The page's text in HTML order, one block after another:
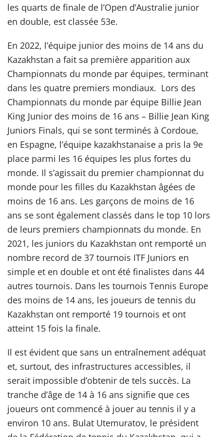
les quarts de finale de l’Open d’Australie junior
en double, est classée 53e.
En 2022, l’équipe junior des moins de 14 ans du
Kazakhstan a fait sa première apparition aux
Championnats du monde par équipes, terminant
dans les quatre premiers mondiaux. Lors des
Championnats du monde par équipe Billie Jean
King Junior des moins de 16 ans – Billie Jean King
Juniors Finals, qui se sont terminés à Cordoue,
en Espagne, l’équipe kazakhstanaise a pris la 9e
place parmi les 16 équipes les plus fortes du
monde. Il s’agissait du premier championnat du
monde pour les filles du Kazakhstan âgées de
moins de 16 ans. Les garçons de moins de 16
ans se sont également classés dans le top 10 lors
de leurs premiers championnats du monde. En
2021, les juniors du Kazakhstan ont remporté un
nombre record de 37 tournois ITF Juniors en
simple et en double et ont été finalistes dans 44
autres tournois. Dans les tournois Tennis Europe
des moins de 14 ans, les joueurs de tennis du
Kazakhstan ont remporté 19 tournois et ont
atteint 15 fois la finale.
Il est évident que sans un entraînement adéquat
et, surtout, des infrastructures accessibles, il
serait impossible d’obtenir de tels succès. La
tranche d’âge de 14 à 16 ans signifie que ces
joueurs ont commencé à jouer au tennis il y a
environ 10 ans. Bulat Utemuratov, le président